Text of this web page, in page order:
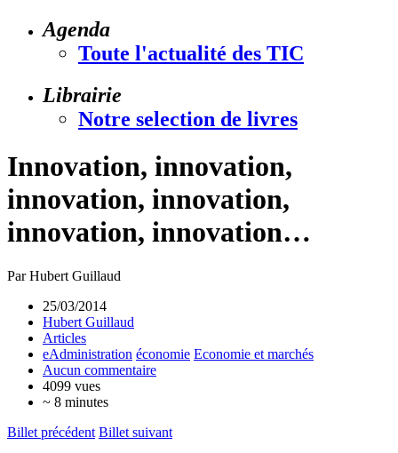
Agenda
Toute l'actualité des TIC
Librairie
Notre selection de livres
Innovation, innovation,
innovation, innovation,
innovation, innovation…
Par Hubert Guillaud
25/03/2014
Hubert Guillaud
Articles
eAdministration économie Economie et marchés
Aucun commentaire
4099 vues
~ 8 minutes
Billet précédent Billet suivant